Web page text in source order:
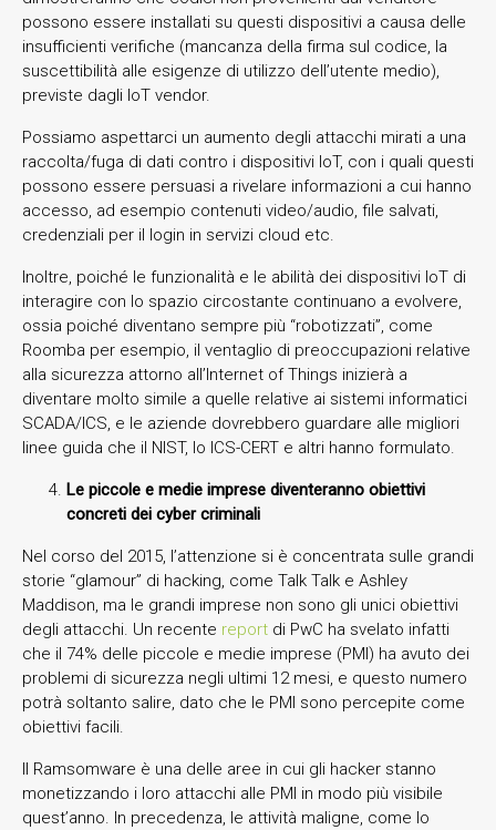
possono essere installati su questi dispositivi a causa delle
insufficienti verifiche (mancanza della firma sul codice, la
suscettibilità alle esigenze di utilizzo dell’utente medio),
previste dagli IoT vendor.
Possiamo aspettarci un aumento degli attacchi mirati a una
raccolta/fuga di dati contro i dispositivi IoT, con i quali questi
possono essere persuasi a rivelare informazioni a cui hanno
accesso, ad esempio contenuti video/audio, file salvati,
credenziali per il login in servizi cloud etc.
Inoltre, poiché le funzionalità e le abilità dei dispositivi IoT di
interagire con lo spazio circostante continuano a evolvere,
ossia poiché diventano sempre più “robotizzati”, come
Roomba per esempio, il ventaglio di preoccupazioni relative
alla sicurezza attorno all’Internet of Things inizierà a
diventare molto simile a quelle relative ai sistemi informatici
SCADA/ICS, e le aziende dovrebbero guardare alle migliori
linee guida che il NIST, lo ICS-CERT e altri hanno formulato.
Le piccole e medie imprese diventeranno obiettivi
concreti dei cyber criminali
Nel corso del 2015, l’attenzione si è concentrata sulle grandi
storie “glamour” di hacking, come Talk Talk e Ashley
Maddison, ma le grandi imprese non sono gli unici obiettivi
degli attacchi. Un recente report di PwC ha svelato infatti
che il 74% delle piccole e medie imprese (PMI) ha avuto dei
problemi di sicurezza negli ultimi 12 mesi, e questo numero
potrà soltanto salire, dato che le PMI sono percepite come
obiettivi facili.
Il Ramsomware è una delle aree in cui gli hacker stanno
monetizzando i loro attacchi alle PMI in modo più visibile
quest’anno. In precedenza, le attività maligne, come lo